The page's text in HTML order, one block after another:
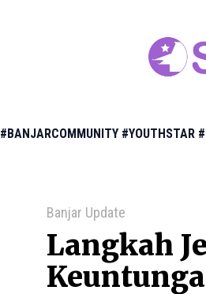
#BANJARCOMMUNITY #YOUTHSTAR
Banjar Update
Langkah